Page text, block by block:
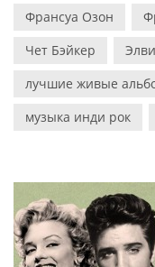
Франсуа Озон
Чет Бэйкер
лучшие живые
музыка инди рок